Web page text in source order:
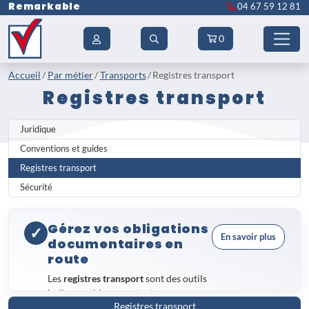
Remarkable 04 67 59 12 81
0
Accueil Par métier Transports Registres transport
Registres transport
Juridique
Conventions et guides
Registres transport
Sécurité
✓ Gérez vos obligations
documentaires en
route
Les registres transportsont des outils
indispensables pour tout
En savoir plus
Registres transport